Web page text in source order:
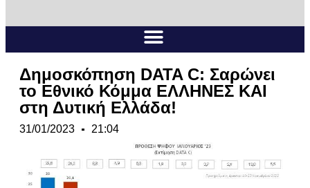
Δημοσκόπηση DATA C: Σαρώνει
το Εθνικό Κόμμα ΕΛΛΗΝΕΣ ΚΑΙ
στη Δυτική Ελλάδα!
31/01/2023 21:04